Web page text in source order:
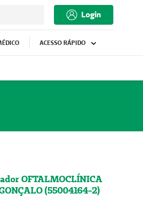
Login
ACESSO RÁPIDO
OFTALMOCLÍNICA
(55004164-2)